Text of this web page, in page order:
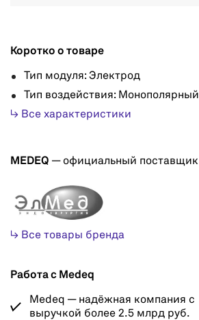
Коротко о товаре
Тип модуля: Электрод
Тип воздействия: Монополярный
↳ Все характеристики
MEDEQ — официальный поставщик
↳ Все товары бренда
Работа с Medeq
Medeq — надёжная компания с
выручкой более 2.5 млрд руб.